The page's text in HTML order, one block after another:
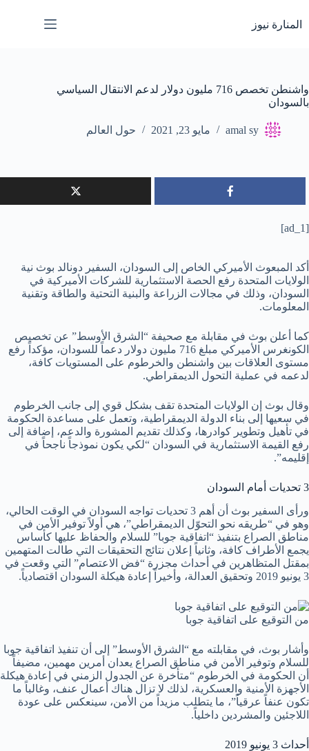
إلى
المحتوى
المنارة نيوز
واشنطن تخصص 716 مليون دولار لدعم الانتقال السياسي
بالسودان
amal sy مايو 23, 2021 حول العالم
[ad_1]
أكد المبعوث الأميركي الخاص إلى السودان، السفير دونالد بوث نية
الولايات المتحدة رفع الحصة الاستثمارية للشركات الأميركية في
السودان، وذلك في مجالات الزراعة والبنية التحتية والطاقة وتقنية
المعلومات.
كما أعلن بوث في مقابلة مع صحيفة “الشرق الأوسط” عن تخصيص
الكونغرس الأميركي مبلغ 716 مليون دولار دعماً للسودان، مؤكداً رفع
مستوى العلاقات بين واشنطن والخرطوم على المستويات كافة،
لدعمه في عملية التحول الديمقراطي.
وقال بوث إن الولايات المتحدة تقف بشكل قوي إلى جانب الخرطوم
في سعيها إلى بناء الدولة الديمقراطية، وتعمل على مساعدة الحكومة
في تأهيل وتطوير كوادرها، وكذلك تقديم المشورة والدعم، إضافة إلى
رفع القيمة الاستثمارية في السودان “لكي يكون نموذجاً ناجحاً في
إقليمه”.
3 تحديات أمام السودان
ورأى السفير بوث أن أهم 3 تحديات تواجه السودان في الوقت الحالي،
وهو في “طريقه نحو التحوّل الديمقراطي”، هي أولاً توفير الأمن في
مناطق الصراع بتنفيذ “اتفاقية جوبا” للسلام والحفاظ عليها كأساس
يجمع الأطراف كافة، وثانياً إعلان نتائج التحقيقات التي طالت المتهمين
بمقتل المتظاهرين في أحداث مجزرة “فض الاعتصام” التي وقعت في
3 يونيو 2019 وتحقيق العدالة، وأخيراً إعادة هيكلة السودان اقتصادياً.
من التوقيع على اتفاقية جوبا
وأشار بوث، في مقابلته مع “الشرق الأوسط” إلى أن تنفيذ اتفاقية جوبا
للسلام وتوفير الأمن في مناطق الصراع يعدان أمرين مهمين، مضيفاً
أن الحكومة في الخرطوم “متأخرة عن الجدول الزمني في إعادة هيكلة
الأجهزة الأمنية والعسكرية، لذلك لا تزال هناك أعمال عنف، وغالباً ما
تكون عنفاً عرقياً”، ما يتطلب مزيداً من الأمن، سينعكس على عودة
اللاجئين والمشردين داخلياً.
أحداث 3 يونيو 2019